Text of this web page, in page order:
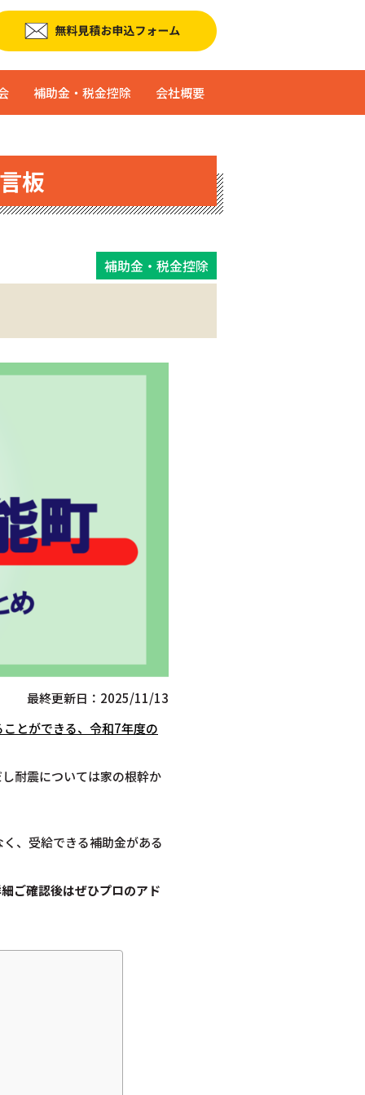
補助金・税金控除 会社概要
板
補助金・税金控除
最終更新日：2025/11/13
とができる、令和7年度の
耐震については家の根幹か
、受給できる補助金がある
ご確認後はぜひプロのアド